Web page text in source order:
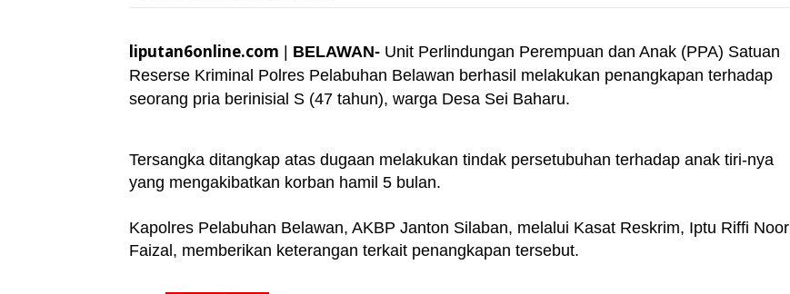
liputan6online.com BELAWAN- Unit Perlindungan Perempuan dan Anak (PPA) Satuan
Reserse Kriminal Polres Pelabuhan Belawan berhasil melakukan penangkapan terhadap
seorang pria berinisial S (47 tahun), warga Desa Sei Baharu.
Tersangka ditangkap atas dugaan melakukan tindak persetubuhan terhadap anak tiri-nya
yang mengakibatkan korban hamil 5 bulan.
Kapolres Pelabuhan Belawan, AKBP Janton Silaban, melalui Kasat Reskrim, Iptu Riffi Noor
Faizal, memberikan keterangan terkait penangkapan tersebut.